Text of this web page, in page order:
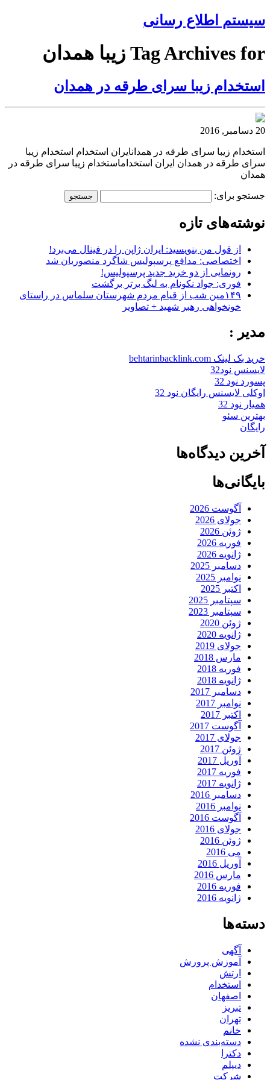
سیستم اطلاع رسانی
Tag Archives for زیبا همدان
استخدام زیبا سرای طرقه در همدان
20 دسامبر, 2016
استخدام زیبا سرای طرقه در همدانایران استخدام استخدام زیبا
سرای طرقه در همدان ایران استخداماستخدام زیبا سرای طرقه در
همدان
جستجو برای:
نوشته‌های تازه
از قول من بنویسید: ایران ژاپن را در فینال می‌برد!
اختصاصی: مدافع پرسپولیس شاگرد منصوریان شد
رونمایی از دو خرید جدید پرسپولیس!
فوری: جواد نکونام به لیگ برتر برگشت
۱۴۹مین شب از قیام مردم شهرستان سلماس در راستای
خونخواهی رهبر شهید + تصاویر
مدیر :
خرید بک لینک behtarinbacklink.com
لایسنس نود32
پسورد نود 32
اوکلی لایسنس رایگان نود 32
همیار نود 32
بهترین سئو
رایگان
آخرین دیدگاه‌ها
بایگانی‌ها
آگوست 2026
جولای 2026
ژوئن 2026
فوریه 2026
ژانویه 2026
دسامبر 2025
نوامبر 2025
اکتبر 2025
سپتامبر 2025
سپتامبر 2023
ژوئن 2020
ژانویه 2020
جولای 2019
مارس 2018
فوریه 2018
ژانویه 2018
دسامبر 2017
نوامبر 2017
اکتبر 2017
آگوست 2017
جولای 2017
ژوئن 2017
آوریل 2017
فوریه 2017
ژانویه 2017
دسامبر 2016
نوامبر 2016
آگوست 2016
جولای 2016
ژوئن 2016
می 2016
آوریل 2016
مارس 2016
فوریه 2016
ژانویه 2016
دسته‌ها
آگهی
آموزش پرورش
ارتش
استخدام
اصفهان
تبریز
تهران
خانم
دسته‌بندی نشده
دکترا
دیپلم
شرکت